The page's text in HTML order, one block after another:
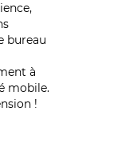
bureau
à
mobile.
!